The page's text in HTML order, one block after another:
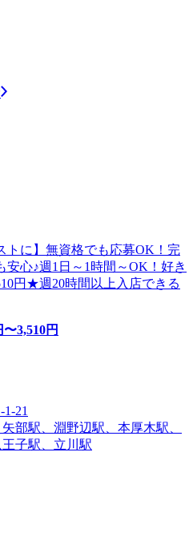
トに】無資格でも応募OK！完
心♪週1日～1時間～OK！好き
円★週20時間以上入店できる
〜3,510円
21
部駅、淵野辺駅、本厚木駅、
子駅、立川駅